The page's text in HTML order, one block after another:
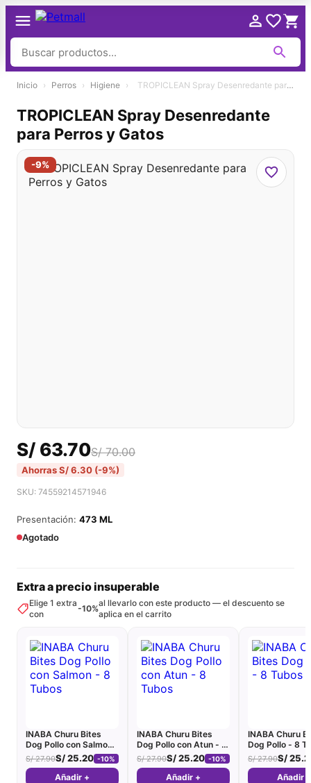
contenido
Inicio › Perros › Higiene › TROPICLEAN Spray Desenredante para Perros y Gatos
-9%
TROPICLEAN Spray Desenredante
para Perros y Gatos
S/ 63.70S/70.00
AhorrasS/6.30 (-9%)
SKU: 74559214571946
Presentación: 473 ML
Agotado
Extra a precio insuperable
Elige 1 extra
con
-10%
al llevarlo con este producto — el descuento se
aplica en el carrito
INABA Churu Bites
Dog Pollo con Salmon -
8 Tubos
S/27.90S/25.20 -10%
Añadir +
INABA Churu Bites
Dog Pollo con Atun - 8
Tubos
S/27.90S/25.20 -10%
Añadir +
INABA Churu
Dog Pollo - 8
S/27.90S/
Añadir +